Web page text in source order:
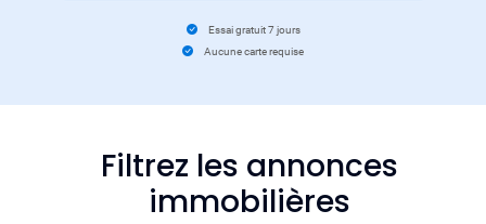
Essai gratuit 7 jours
Aucune carte requise
Filtrez les annonces
immobilières